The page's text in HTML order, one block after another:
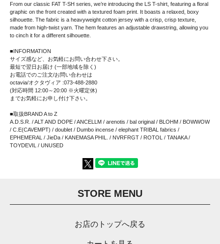
From our classic FAT T-SH series, we’re introducing the LS T-shirt, featuring a floral
graphic on the front created with a textured foam print. It boasts a relaxed, boxy
silhouette. The fabric is a heavyweight cotton jersey with a crisp, crisp texture,
made from high-twist yarn. The hem features an adjustable drawstring, allowing you
to cinch it for a different silhouette.
■INFORMATION
サイズ感など、お気軽にお問い合わせ下さい。
最短で翌日お届け (一部地域を除く)
お電話でのご注文/お問い合わせは
octavia/オクタヴィア :073-488-2880
(対応時間 12:00～20:00 ※火曜定休)
までお気軽にお申し付け下さい。
■取扱BRAND A to Z
A.D.S.R. / ALT AND DOPE / ANCELLM / arenotis / bal original / BLOHM / BOWWOW
/ C.E(CAVEMPT) / doublet / Dumbo incense / elephant TRIBAL fabrics /
EPHEMERAL / JieDa / KANEMASA PHIL. / NVRFRGT / ROTOL / TANAKA /
TOYDEVIL / UNUSED
STORE MENU
お店のトップへ戻る